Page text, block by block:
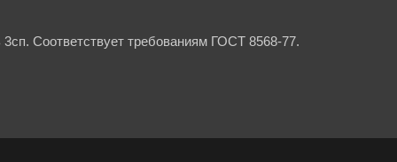
Соответствует требованиям ГОСТ 8568-77.